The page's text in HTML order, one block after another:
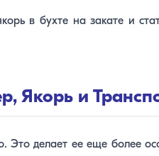
в бухте на закате и
Якорь и
делает ее еще более